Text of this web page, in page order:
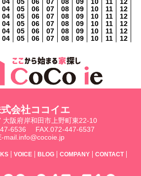
04 05 06 07 08 09 10 11
12
04 05 06 07 08 09 10 11
12
04 05 06 07 08 09 10 11
12
04 05 06 07 08 09 10 11
12
04 05 06 07 08 09 10 11
12
04 05 06 07 08 09 10 11 12
会社ココイエ
大阪府岸和田市上野町東22-10
6536
FAX.072-447-6537
mail.info@cocoie.jp
VOICE BLOG COMPANY CONTACT